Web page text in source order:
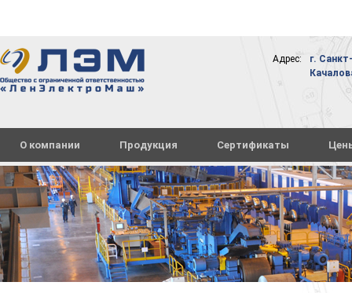
Адрес:
г.
О компании Продукция Сертификаты